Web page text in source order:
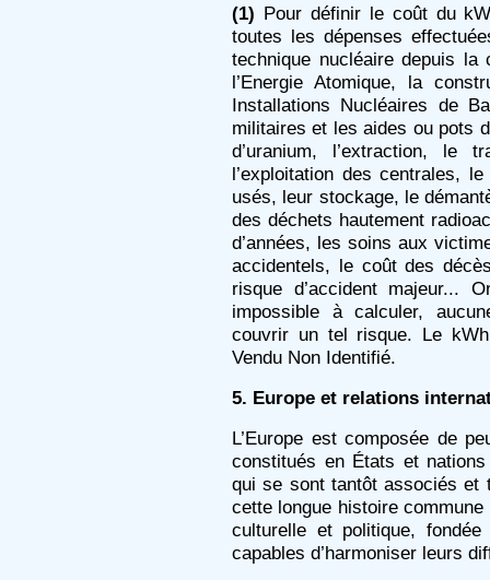
(1) Pour définir le coût du
toutes les dépenses
technique nucléaire depuis
l’Energie Atomique, la
Installations Nucléaires de
militaires et les aides ou pots
d’uranium, l’extraction, le
l’exploitation des centrales,
usés, leur stockage, le
des déchets hautement
d’années, les soins aux
accidentels, le coût des
risque d’accident majeur...
impossible à calculer,
couvrir un tel risque. Le
Vendu Non Identifié.
5. Europe et relations
L’Europe est composée de
constitués en États et
qui se sont tantôt associés et
cette longue histoire
culturelle et politique,
capables d’harmoniser leurs